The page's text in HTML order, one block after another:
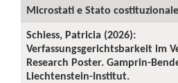
Microstati e Stato
Schiess, Patricia (2026):
Verfassungsgerichtsbarkeit im
Research Poster. Gamprin-
Liechtenstein-Institut.